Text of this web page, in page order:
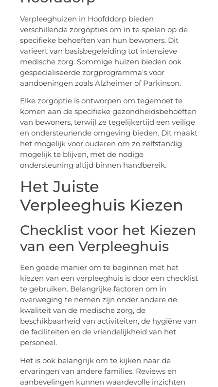
Verpleeghuizen in Hoofddorp bieden
verschillende zorgopties om in te spelen op de
specifieke behoeften van hun bewoners. Dit
varieert van basisbegeleiding tot intensieve
medische zorg. Sommige huizen bieden ook
gespecialiseerde zorgprogramma’s voor
aandoeningen zoals Alzheimer of Parkinson.
Elke zorgoptie is ontworpen om tegemoet te
komen aan de specifieke gezondheidsbehoeften
van bewoners, terwijl ze tegelijkertijd een veilige
en ondersteunende omgeving bieden. Dit maakt
het mogelijk voor ouderen om zo zelfstandig
mogelijk te blijven, met de nodige
ondersteuning altijd binnen handbereik.
Het Juiste
Verpleeghuis Kiezen
Checklist voor het Kiezen
van een Verpleeghuis
Een goede manier om te beginnen met het
kiezen van een verpleeghuis is door een checklist
te gebruiken. Belangrijke factoren om in
overweging te nemen zijn onder andere de
kwaliteit van de medische zorg, de
beschikbaarheid van activiteiten, de hygiëne van
de faciliteiten en de vriendelijkheid van het
personeel.
Het is ook belangrijk om te kijken naar de
ervaringen van andere families. Reviews en
aanbevelingen kunnen waardevolle inzichten